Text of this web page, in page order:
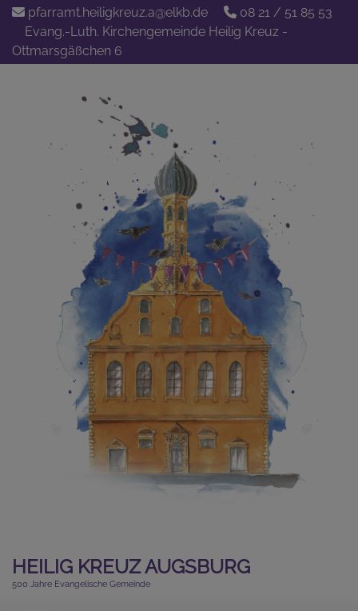
Direkt
zum
Inhalt
pfarramt.heiligkreuz.a@elkb.de
08 21 / 51 85 53
Evang.-Luth. Kirchengemeinde Heilig Kreuz -
Ottmarsgäßchen 6
HEILIG KREUZ AUGSBURG
500 Jahre Evangelische Gemeinde